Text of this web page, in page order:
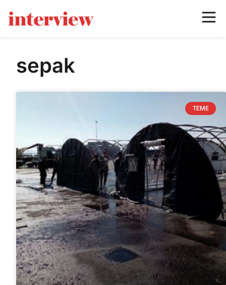
sepak
TEME